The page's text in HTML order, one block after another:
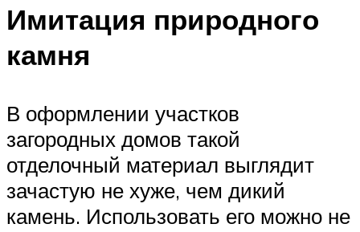
Имитация природного
камня
В оформлении участков
загородных домов такой
отделочный материал выглядит
зачастую не хуже, чем дикий
камень. Использовать его можно не